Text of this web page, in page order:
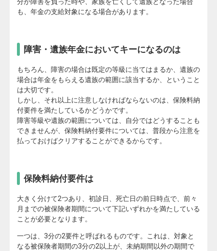
も、年金の支給対象になる場合があります。
障害・遺族年金においてキーになるのは
もちろん、障害の場合は既定の等級に当てはまるか、遺族の
場合は年金をもらえる遺族の範囲に該当するか、ということ
は大切です。
しかし、それ以上に注意しなければならないのは、保険料納
付要件を満たしているかどうかです。
障害等級や遺族の範囲については、自分ではどうすることも
できませんが、保険料納付要件については、普段から注意を
払っておけばクリアすることができるからです。
保険料納付要件は
大きく分けて2つあり、初診日、死亡日の前日時点で、前々
月までの被保険者期間について下記いずれかを満たしている
ことが必要となります。
一つは、3分の2要件と呼ばれるものです。これは、対象と
なる被保険者期間の3分の2以上が、未納期間以外の期間で